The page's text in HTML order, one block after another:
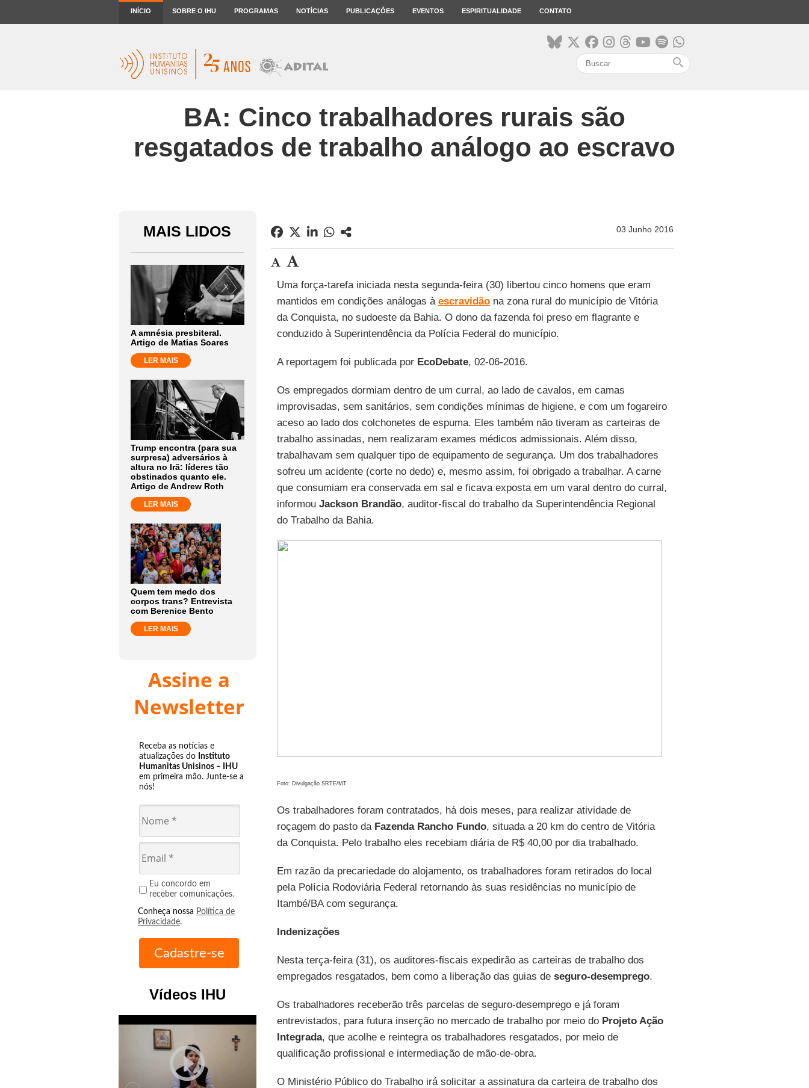
INÍCIO SOBRE O IHU PROGRAMAS NOTÍCIAS PUBLICAÇÕES EVENTOS ESPIRITUALIDADE CONTATO
search
BA: Cinco trabalhadores rurais são
resgatados de trabalho análogo ao escravo
MAIS LIDOS
A amnésia presbiteral.
Artigo de Matias Soares
LER MAIS
Trump encontra (para sua
surpresa) adversários à
altura no Irã: líderes tão
obstinados quanto ele.
Artigo de Andrew Roth
LER MAIS
Quem tem medo dos
corpos trans? Entrevista
com Berenice Bento
LER MAIS
Assine a
Newsletter
Receba as notícias e
atualizações do Instituto
Humanitas Unisinos – IHU
em primeira mão. Junte-se a
nós!
Eu concordo em
receber comunicações.
Conheça nossa Política de
Privacidade.
Vídeos IHU
play_circle_outline
03 Junho 2016
Uma força-tarefa iniciada nesta segunda-feira (30) libertou cinco homens que eram
mantidos em condições análogas à escravidãona zona rural do município de Vitória
da Conquista, no sudoeste da Bahia. O dono da fazenda foi preso em flagrante e
conduzido à Superintendência da Polícia Federal do município.
A reportagem foi publicada por EcoDebate, 02-06-2016.
Os empregados dormiam dentro de um curral, ao lado de cavalos, em camas
improvisadas, sem sanitários, sem condições mínimas de higiene, e com um fogareiro
aceso ao lado dos colchonetes de espuma. Eles também não tiveram as carteiras de
trabalho assinadas, nem realizaram exames médicos admissionais. Além disso,
trabalhavam sem qualquer tipo de equipamento de segurança. Um dos trabalhadores
sofreu um acidente (corte no dedo) e, mesmo assim, foi obrigado a trabalhar. A carne
que consumiam era conservada em sal e ficava exposta em um varal dentro do curral,
informou Jackson Brandão, auditor-fiscal do trabalho da Superintendência Regional
do Trabalho da Bahia.
Foto: Divulgação SRTE/MT
Os trabalhadores foram contratados, há dois meses, para realizar atividade de
roçagem do pasto da Fazenda Rancho Fundo, situada a 20 km do centro de Vitória
da Conquista. Pelo trabalho eles recebiam diária de R$ 40,00 por dia trabalhado.
Em razão da precariedade do alojamento, os trabalhadores foram retirados do local
pela Polícia Rodoviária Federal retornando às suas residências no município de
Itambé/BA com segurança.
Indenizações
Nesta terça-feira (31), os auditores-fiscais expedirão as carteiras de trabalho dos
empregados resgatados, bem como a liberação das guias de seguro-desemprego.
Os trabalhadores receberão três parcelas de seguro-desemprego e já foram
entrevistados, para futura inserção no mercado de trabalho por meio do Projeto Ação
Integrada, que acolhe e reintegra os trabalhadores resgatados, por meio de
qualificação profissional e intermediação de mão-de-obra.
O Ministério Público do Trabalho irá solicitar a assinatura da carteira de trabalho dos